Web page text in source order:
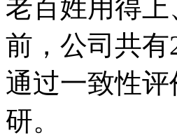
老百姓用得上
前，公司共
通过一致性评
研。